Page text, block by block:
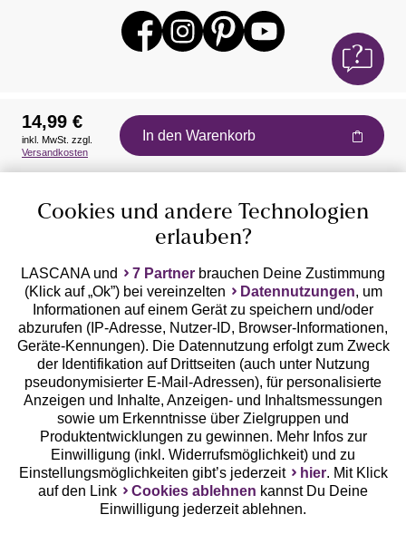
Auszeichnungen
Geprüfte Sicherheit
Unsere Apps
14,99 €
inkl. MwSt. zzgl.
Versandkosten
In den Warenkorb
Cookies und andere Technologien
erlauben?
LASCANA und 7 Partner brauchen Deine Zustimmung
(Klick auf „Ok”) bei vereinzelten
Datennutzungen, um
Informationen auf einem Gerät zu speichern und/oder
abzurufen (IP-Adresse, Nutzer-ID, Browser-Informationen,
Geräte-Kennungen). Die Datennutzung erfolgt zum Zweck
der Identifikation auf Drittseiten (auch unter Nutzung
pseudonymisierter E-Mail-Adressen), für personalisierte
Anzeigen und Inhalte, Anzeigen- und Inhaltsmessungen
sowie um Erkenntnisse über Zielgruppen und
Produktentwicklungen zu gewinnen. Mehr Infos zur
Einwilligung (inkl. Widerrufsmöglichkeit) und zu
Einstellungsmöglichkeiten gibt’s jederzeit
hier. Mit Klick
auf den Link
Cookies ablehnen kannst Du Deine
Einwilligung jederzeit ablehnen.